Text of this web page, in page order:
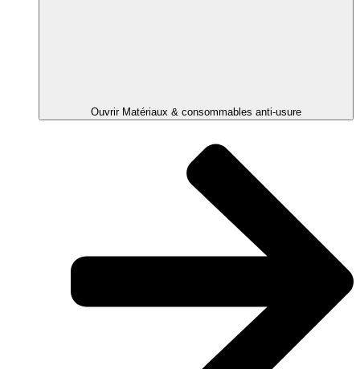
Ouvrir Matériaux & consommables anti-usure